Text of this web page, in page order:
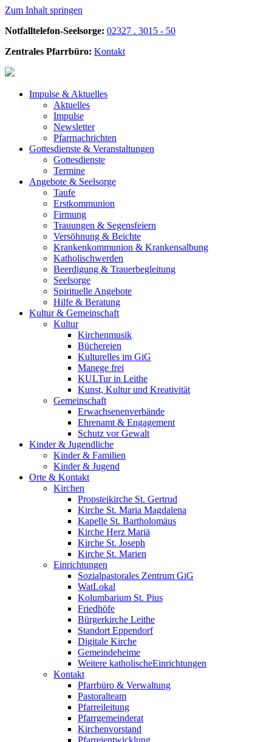
Zum Inhalt springen
Notfalltelefon-Seelsorge: 02327 . 3015 - 50
Zentrales Pfarrbüro: Kontakt
Impulse & Aktuelles
Aktuelles
Impulse
Newsletter
Pfarrnachrichten
Gottesdienste & Veranstaltungen
Gottesdienste
Termine
Angebote & Seelsorge
Taufe
Erstkommunion
Firmung
Trauungen & Segensfeiern
Versöhnung & Beichte
Krankenkommunion & Krankensalbung
Katholischwerden
Beerdigung & Trauerbegleitung
Seelsorge
Spirituelle Angebote
Hilfe & Beratung
Kultur & Gemeinschaft
Kultur
Kirchenmusik
Büchereien
Kulturelles im GiG
Manege frei
KULTur in Leithe
Kunst, Kultur und Kreativität
Gemeinschaft
Erwachsenenverbände
Ehrenamt & Engagement
Schutz vor Gewalt
Kinder & Jugendliche
Kinder & Familien
Kinder & Jugend
Orte & Kontakt
Kirchen
Propsteikirche St. Gertrud
Kirche St. Maria Magdalena
Kapelle St. Bartholomäus
Kirche Herz Mariä
Kirche St. Joseph
Kirche St. Marien
Einrichtungen
Sozialpastorales Zentrum GiG
WatLokal
Kolumbarium St. Pius
Friedhöfe
Bürgerkirche Leithe
Standort Eppendorf
Digitale Kirche
Gemeindeheime
Weitere katholische­­Einrichtungen
Kontakt
Pfarrbüro & Verwaltung
Pastoralteam
Pfarreileitung
Pfarrgemeinderat
Kirchenvorstand
Pfarreientwicklung